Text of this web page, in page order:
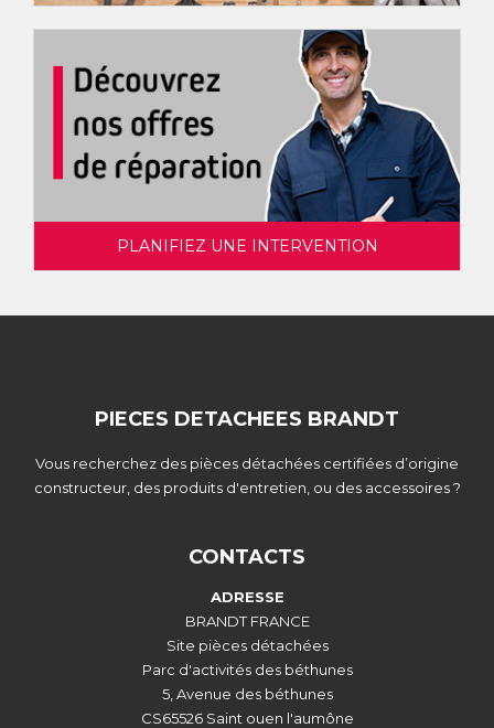
PLANIFIEZ UNE INTERVENTION
PIECES DETACHEES BRANDT
Vous recherchez des pièces détachées certifiées d’origine
constructeur, des produits d'entretien, ou des accessoires ?
CONTACTS
ADRESSE
BRANDT FRANCE
Site pièces détachées
Parc d'activités des béthunes
5, Avenue des béthunes
CS65526 Saint ouen l'aumône